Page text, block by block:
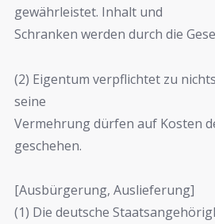
gewährleistet. Inhalt und
Schranken werden durch die
(2) Eigentum verpflichtet zu
seine
Vermehrung dürfen auf Kosten
geschehen.
[Ausbürgerung, Auslieferung]
(1) Die deutsche